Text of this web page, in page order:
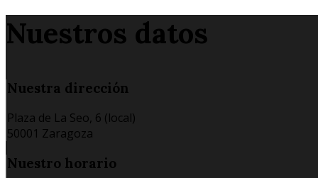
Nuestros datos
Nuestra dirección
Plaza de La Seo, 6 (local)
50001 Zaragoza
Nuestro horario